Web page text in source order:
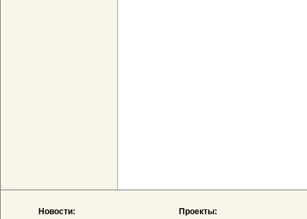
Новости: Проекты: